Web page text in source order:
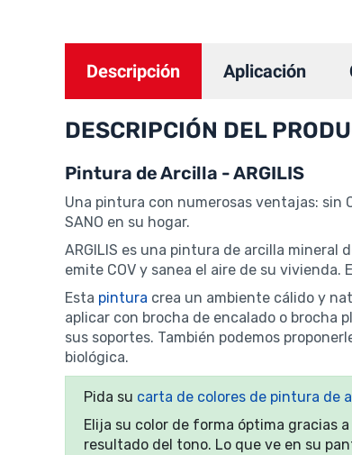
Descripción Aplicación
DESCRIPCIÓN DEL
Pintura de Arcilla - ARGILIS
Una pintura con numerosas ventajas: sin
SANO en su hogar.
ARGILIS es una pintura de arcilla mineral
emite COV y sanea el aire de su
Esta pintura crea un ambiente cálido y
aplicar con brocha de encalado o brocha
sus soportes. También podemos
biológica.
Pida su carta de colores de pintura de
Elija su color de forma óptima gracias
resultado del tono. Lo que ve en su